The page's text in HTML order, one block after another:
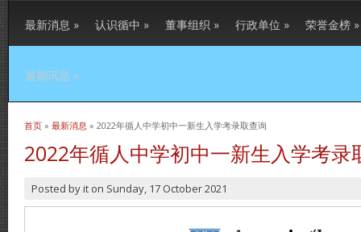
最新消息 » 认识循中 » 董事组织 » 行政单位 » 荣誉金榜 »
逾期讯息 »
当前位置
首页 » 最新消息 » 2022年循人中学初中一新生入学考录取查询
2022年循人中学初中一新生入学考录
Posted byit on Sunday, 17 October 2021